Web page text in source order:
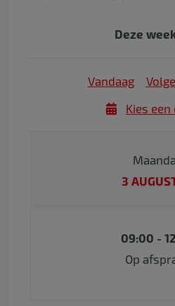
Deze
Vandaag
Kies
3
09:00 -
Op